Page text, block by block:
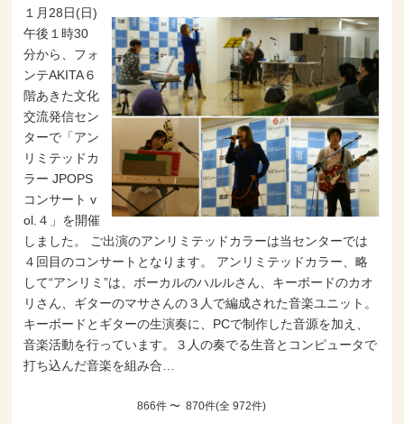
１月28日(日)
午後１時30
分から、フォ
ンテAKITA６
階あきた文化
交流発信セン
ターで「アン
リミテッドカ
ラー JPOPS
コンサート v
ol.４」を開催
しました。 ご出演のアンリミテッドカラーは当センターでは
４回目のコンサートとなります。 アンリミテッドカラー、略
して“アンリミ”は、ボーカルのハルルさん、キーボードのカオ
リさん、ギターのマサさんの３人で編成された音楽ユニット。
キーボードとギターの生演奏に、PCで制作した音源を加え、
音楽活動を行っています。３人の奏でる生音とコンピュータで
打ち込んだ音楽を組み合…
866件 〜 870件(全 972件)